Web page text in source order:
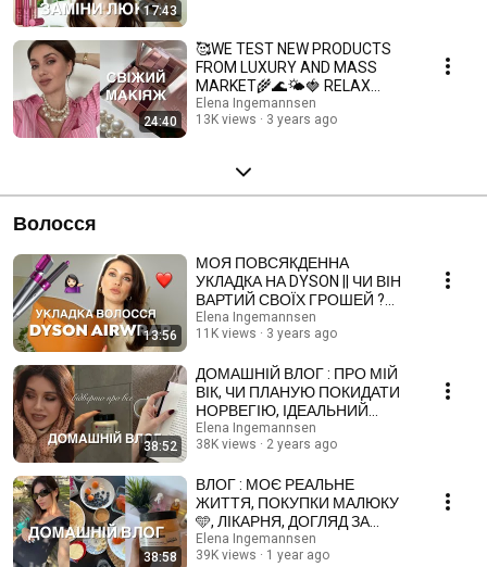
17:43
24:40
🥰WE TEST NEW PRODUCTS
FROM LUXURY AND MASS
MARKET🌾🌊🌤️🍓 RELAX
VIDEO | Refreshing MAKEUP
Elena Ingemannsen
13K views
3 years ago
Волосся
13:56
МОЯ ПОВСЯКДЕННА
УКЛАДКА НА DYSON || ЧИ ВІН
ВАРТИЙ СВОЇХ ГРОШЕЙ ?
МІЙ ДОГЛЯД ЗА ВОЛОССЯМ
😉
Elena Ingemannsen
11K views
3 years ago
38:52
ДОМАШНІЙ ВЛОГ : ПРО МІЙ
ВІК, ЧИ ПЛАНУЮ ПОКИДАТИ
НОРВЕГІЮ, ІДЕАЛЬНИЙ
ДОГЛЯД ЗА ВОЛОССЯМ
Elena Ingemannsen
38K views
2 years ago
38:58
ВЛОГ : МОЄ РЕАЛЬНЕ
ЖИТТЯ, ПОКУПКИ МАЛЮКУ
🩵, ЛІКАРНЯ, ДОГЛЯД ЗА
ВОЛОССЯМ ПРИ СИВИНІ,
ЗАТИШОК 🔐
Elena Ingemannsen
39K views
1 year ago